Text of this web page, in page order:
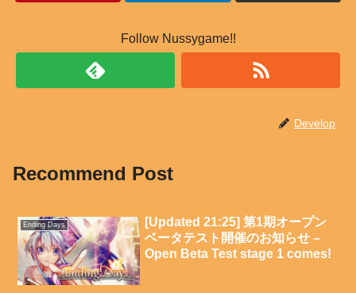
Follow Nussygame!!
Develop
Recommend Post
Ending Days
[Updated 21:25] 第1期オープン
ベータテスト開催のお知らせ –
Open Beta Test stage 1 comes!